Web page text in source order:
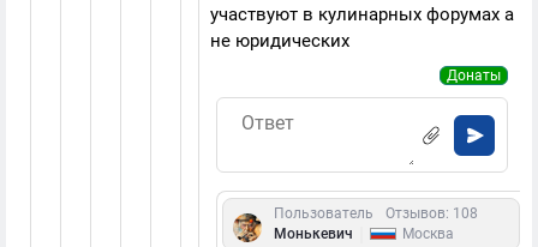
участвуют в кулинарных форумах а
не юридических
Донаты
Пользователь
Отзывов: 108
Монькевич
Москва